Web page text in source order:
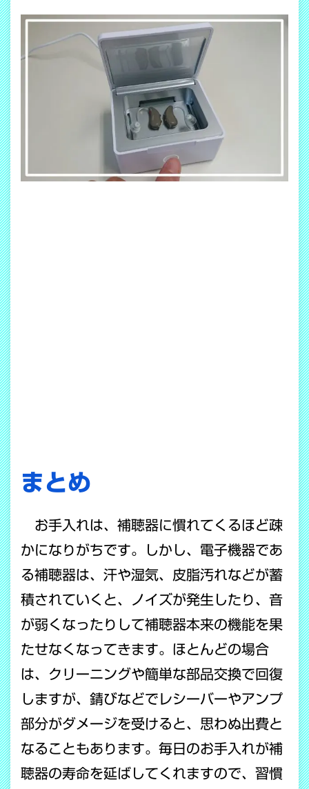
まとめ
お手入れは、補聴器に慣れてくるほど疎
かになりがちです。しかし、電子機器であ
る補聴器は、汗や湿気、皮脂汚れなどが蓄
積されていくと、ノイズが発生したり、音
が弱くなったりして補聴器本来の機能を果
たせなくなってきます。ほとんどの場合
は、クリーニングや簡単な部品交換で回復
しますが、錆びなどでレシーバーやアンプ
部分がダメージを受けると、思わぬ出費と
なることもあります。毎日のお手入れが補
聴器の寿命を延ばしてくれますので、習慣